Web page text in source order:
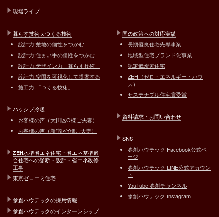
現場ライブ
暮らす技術ｘつくる技術
設計力:敷地の個性をつかむ
設計力:住まい手の個性をつかむ
設計力:デザイン力「暮らす技術」
設計力:空間を可視化して提案する
施工力:「つくる技術」
パッシブ冷暖
お客様の声（大田区O様ご夫妻）
お客様の声（新宿区Y様ご夫妻）
ZEH水準省エネ住宅・省エネ基準適
合住宅への診断・設計・省エネ改修
工事
東京ゼロエミ住宅
参創ハウテックの採用情報
参創ハウテックのインターンシップ
国の政策への対応実績
長期優良住宅先導事業
地域型住宅ブランド化事業
認定低炭素住宅
ZEH（ゼロ・エネルギー・ハウ
ス）
サステナブル住宅賞受賞
資料請求・お問い合わせ
SNS
参創ハウテック Facebook公式ペ
ージ
参創ハウテック LINE公式アカウン
ト
YouTube 参創チャンネル
参創ハウテック Instagram